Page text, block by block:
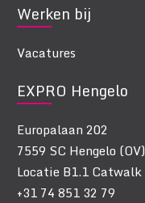
Werken bij
Vacatures
EXPRO Hengelo
Europalaan 202
7559 SC Hengelo (OV)
Locatie B1.1 Catwalk
+31 74 851 32 79